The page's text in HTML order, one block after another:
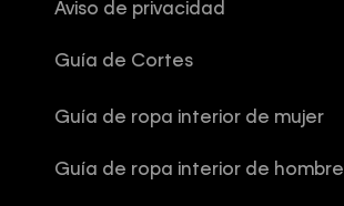
Aviso de privacidad
Guía de Cortes
Guía de ropa interior de mujer
Guía de ropa interior de hombre